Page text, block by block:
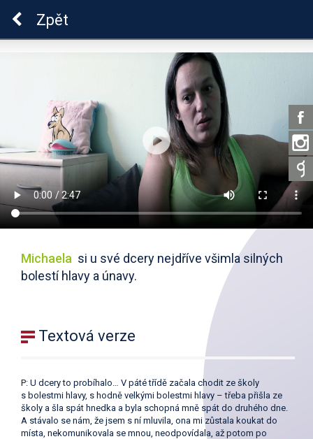
Zpět
Michaela si u své dcery nejdříve všimla silných
bolestí hlavy a únavy.
Textová verze
P: U dcery to probíhalo… V páté třídě začala chodit ze školy
s bolestmi hlavy, s hodně velkými bolestmi hlavy – třeba přišla ze
školy a šla spát hnedka a byla schopná mně spát do druhého dne.
A stávalo se nám, že jsem s ní mluvila, ona mi zůstala koukat do
místa, nekomunikovala se mnou, neodpovídala, až potom po